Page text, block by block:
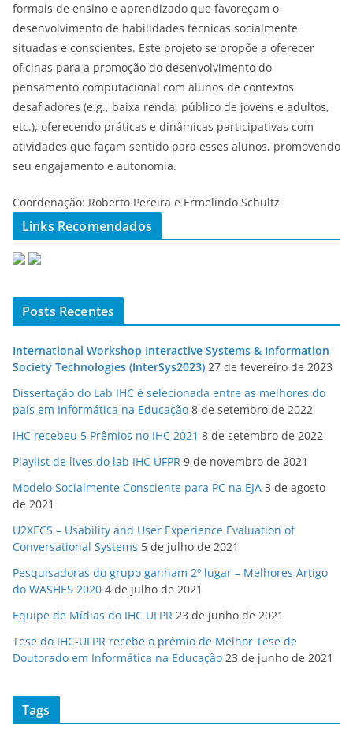
formais de ensino e aprendizado que favoreçam o
desenvolvimento de habilidades técnicas socialmente
situadas e conscientes. Este projeto se propõe a oferecer
oficinas para a promoção do desenvolvimento do
pensamento computacional com alunos de contextos
desafiadores (e.g., baixa renda, público de jovens e adultos,
etc.), oferecendo práticas e dinâmicas participativas com
atividades que façam sentido para esses alunos, promovendo
seu engajamento e autonomia.
Coordenação: Roberto Pereira e Ermelindo Schultz
Links Recomendados
Posts Recentes
International Workshop Interactive Systems & Information
Society Technologies (InterSys2023) 27 de fevereiro de 2023
Dissertação do Lab IHC é selecionada entre as melhores do
país em Informática na Educação 8 de setembro de 2022
IHC recebeu 5 Prêmios no IHC 2021 8 de setembro de 2022
Playlist de lives do lab IHC UFPR 9 de novembro de 2021
Modelo Socialmente Consciente para PC na EJA 3 de agosto
de 2021
U2XECS – Usability and User Experience Evaluation of
Conversational Systems 5 de julho de 2021
Pesquisadoras do grupo ganham 2º lugar – Melhores Artigo
do WASHES 2020 4 de julho de 2021
Equipe de Mídias do IHC UFPR 23 de junho de 2021
Tese do IHC-UFPR recebe o prêmio de Melhor Tese de
Doutorado em Informática na Educação 23 de junho de 2021
Tags